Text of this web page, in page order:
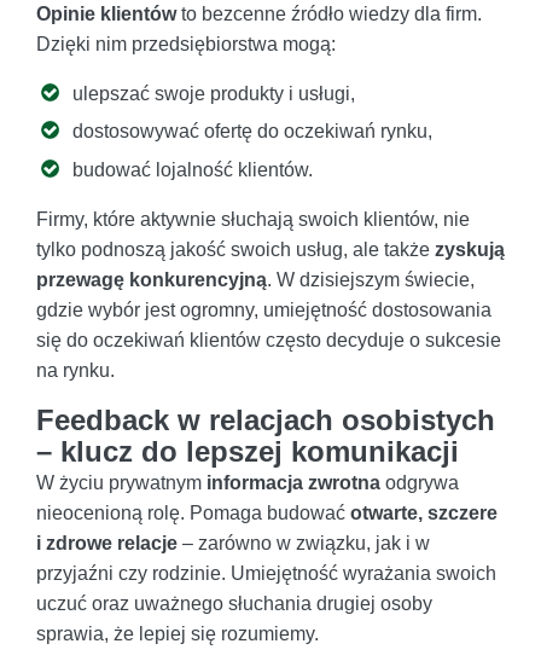
Opinie klientówto bezcenne źródło wiedzy dla firm.
Dzięki nim przedsiębiorstwa mogą:
ulepszać swoje produkty i usługi,
dostosowywać ofertę do oczekiwań rynku,
budować lojalność klientów.
Firmy, które aktywnie słuchają swoich klientów, nie
tylko podnoszą jakość swoich usług, ale także zyskują
przewagę konkurencyjną. W dzisiejszym świecie,
gdzie wybór jest ogromny, umiejętność dostosowania
się do oczekiwań klientów często decyduje o sukcesie
na rynku.
Feedback w relacjach osobistych
– klucz do lepszej komunikacji
W życiu prywatnym informacja zwrotna odgrywa
nieocenioną rolę. Pomaga budować otwarte, szczere
i zdrowe relacje – zarówno w związku, jak i w
przyjaźni czy rodzinie. Umiejętność wyrażania swoich
uczuć oraz uważnego słuchania drugiej osoby
sprawia, że lepiej się rozumiemy.